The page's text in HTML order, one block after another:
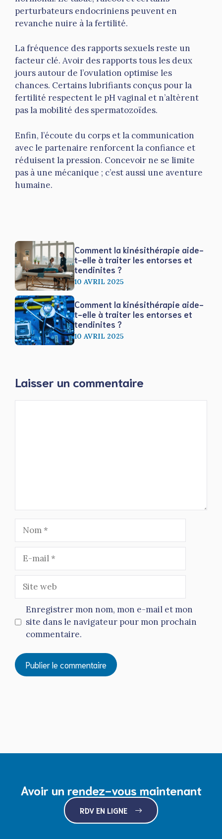
perturbateurs endocriniens peuvent en
revanche nuire à la fertilité.
La fréquence des rapports sexuels reste un
facteur clé. Avoir des rapports tous les deux
jours autour de l’ovulation optimise les
chances. Certains lubrifiants conçus pour la
fertilité respectent le pH vaginal et n’altèrent
pas la mobilité des spermatozoïdes.
Enfin, l’écoute du corps et la communication
avec le partenaire renforcent la confiance et
réduisent la pression. Concevoir ne se limite
pas à une mécanique ; c’est aussi une aventure
humaine.
Comment la kinésithérapie aide-
t-elle à traiter les entorses et
tendinites ?
10 AVRIL 2025
Comment la kinésithérapie aide-
t-elle à traiter les entorses et
tendinites ?
10 AVRIL 2025
Laisser un commentaire
mail
web
Enregistrer mon nom, mon e-mail et mon
site dans le navigateur pour mon prochain
commentaire.
Avoir un rendez-vous maintenant
RDV EN LIGNE